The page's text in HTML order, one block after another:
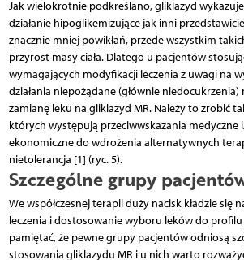
Jak wielokrotnie podkreślano, gliklazyd
działanie hipoglikemizujące jak inni
znacznie mniej powikłań, przede wszystkim
przyrost masy ciała. Dlatego u pacjentów
wymagających modyfikacji leczenia z uwagi na
działania niepożądane (głównie niedocukrzenia)
zamianę leku na gliklazyd MR. Należy to zrobić
których występują przeciwwskazania medyczne
ekonomiczne do wdrożenia alternatywnych
nietolerancja [1] (ryc. 5).
Szczególne grupy
We współczesnej terapii duży nacisk kładzie się
leczenia i dostosowanie wyboru leków do
pamiętać, że pewne grupy pacjentów odniosą
stosowania gliklazydu MR i u nich warto